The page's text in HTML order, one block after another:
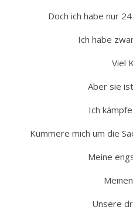
Doch ich habe nur
Ich habe
Viel
Aber sie
Ich
Kümmere mich um die
Meine
Unsere